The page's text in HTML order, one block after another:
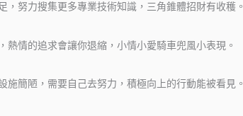
努力搜集更多專業技術知識，三角錐體招財有收穫。
情的追求會讓你退縮，小情小愛騎車兜風小表現。
簡陋，需要自己去努力，積極向上的行動能被看見。